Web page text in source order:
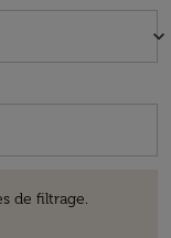
keyboard_arrow_down
de filtrage.